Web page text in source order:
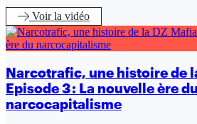
Voirla vidéo
Narcotrafic, une histoire de
Episode 3 : La nouvelle ère du
narcocapitalisme